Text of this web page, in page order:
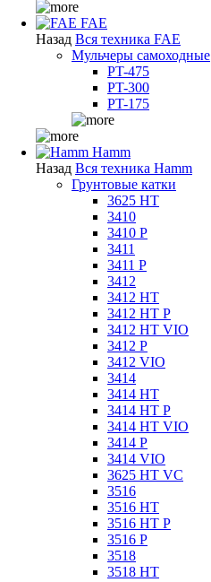
FAE
Назад Вся техника FAE
Мульчеры самоходные
PT-475
PT-300
PT-175
Hamm
Назад Вся техника Hamm
Грунтовые катки
3625 HT
3410
3410 P
3411
3411 P
3412
3412 HT
3412 HT P
3412 HT VIO
3412 P
3412 VIO
3414
3414 HT
3414 HT P
3414 HT VIO
3414 P
3414 VIO
3625 HT VC
3516
3516 HT
3516 HT P
3516 P
3518
3518 HT